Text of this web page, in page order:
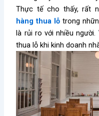
Thực tế cho thấy, rất
hàng thua lỗ trong
là rủi ro với nhiều người.
thua lỗ khi kinh doanh